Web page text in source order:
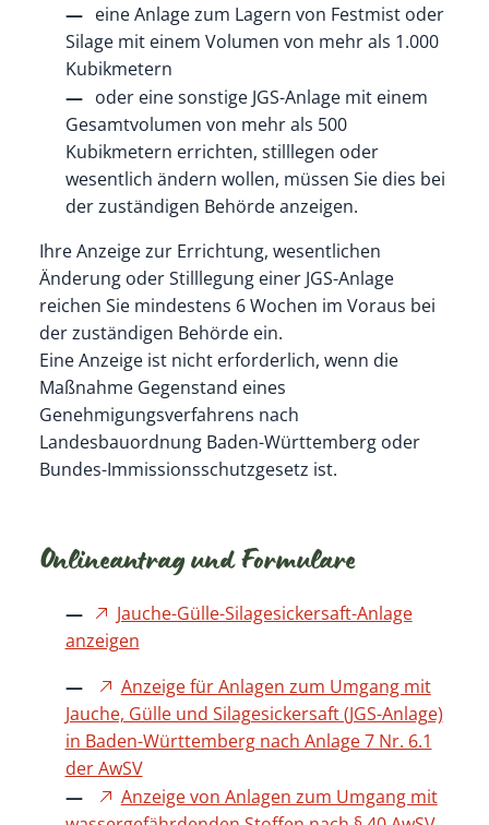
eine Anlage zum Lagern von Festmist oder
Silage mit einem Volumen von mehr als 1.000
Kubikmetern
oder eine sonstige JGS-Anlage mit einem
Gesamtvolumen von mehr als 500
Kubikmetern errichten, stilllegen oder
wesentlich ändern wollen, müssen Sie dies bei
der zuständigen Behörde anzeigen.
Ihre Anzeige zur Errichtung, wesentlichen
Änderung oder Stilllegung einer JGS-Anlage
reichen Sie mindestens 6 Wochen im Voraus bei
der zuständigen Behörde ein.
Eine Anzeige ist nicht erforderlich, wenn die
Maßnahme Gegenstand eines
Genehmigungsverfahrens nach
Landesbauordnung Baden-Württemberg oder
Bundes-Immissionsschutzgesetz ist.
Onlineantrag und Formulare
Jauche-Gülle-Silagesickersaft-Anlage
anzeigen
Anzeige für Anlagen zum Umgang mit
Jauche, Gülle und Silagesickersaft (JGS-Anlage)
in Baden-Württemberg nach Anlage 7 Nr. 6.1
der AwSV
Anzeige von Anlagen zum Umgang mit